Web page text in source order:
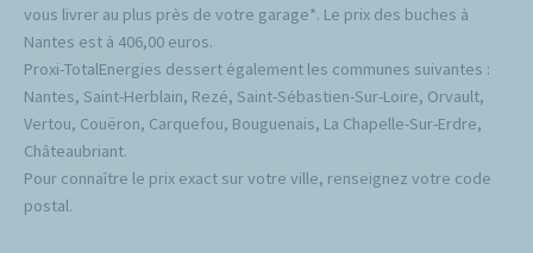
vous livrer au plus près de votre garage*. Le prix des buches à
Nantes est à 406,00 euros.
Proxi-TotalEnergies dessert également les communes suivantes :
Nantes, Saint-Herblain, Rezé, Saint-Sébastien-Sur-Loire, Orvault,
Vertou, Couëron, Carquefou, Bouguenais, La Chapelle-Sur-Erdre,
Châteaubriant.
Pour connaître le prix exact sur votre ville, renseignez votre code
postal.